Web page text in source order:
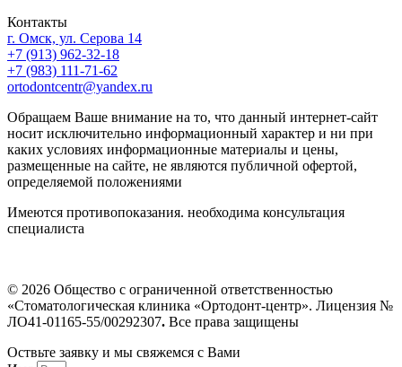
Контакты
г. Омск, ул. Серова 14
+7 (913) 962-32-18
+7 (983) 111-71-62
ortodontcentr@yandex.ru
Обращаем Ваше внимание на то, что данный интернет-сайт
носит исключительно информационный характер и ни при
каких условиях информационные материалы и цены,
размещенные на сайте, не являются публичной офертой,
определяемой положениями
Имеются противопоказания. необходима консультация
специалиста
© 2026 Общество с ограниченной ответственностью
«Стоматологическая клиника «Ортодонт-центр». Лицензия №
ЛО41-01165-55/00292307. Все права защищены
Оствьте заявку и мы свяжемся с Вами